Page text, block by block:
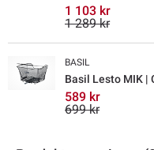
1 103 kr
1 289 kr
BASIL
Basil Lesto MIK |
589 kr
699 kr